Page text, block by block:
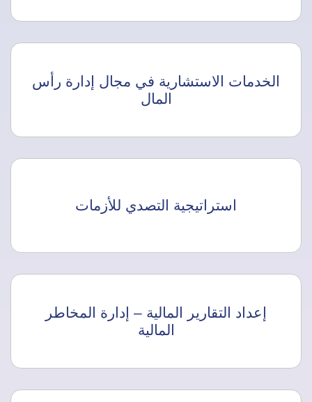
الخدمات الاستشارية في مجال إدارة رأس
المال
استراتيجية التصدي للأزمات
إعداد التقارير المالية – إدارة المخاطر
المالية